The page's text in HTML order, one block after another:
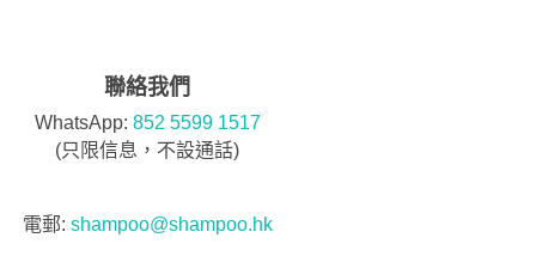
聯絡我們
WhatsApp: 852 5599 1517
(只限信息，不設通話)
電郵: shampoo@shampoo.hk